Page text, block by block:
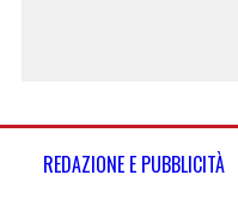
REDAZIONE E PUBBLICITÀ